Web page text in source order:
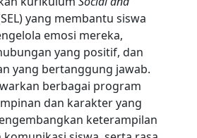
yang membantu siswa
emosi mereka,
yang positif, dan
yang bertanggung jawab.
berbagai program
dan karakter yang
keterampilan